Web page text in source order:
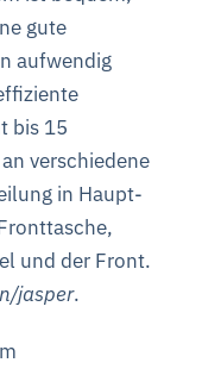
gute
aufwendig
bis 15
verschiedene
in Haupt-
und der Front.
jasper.